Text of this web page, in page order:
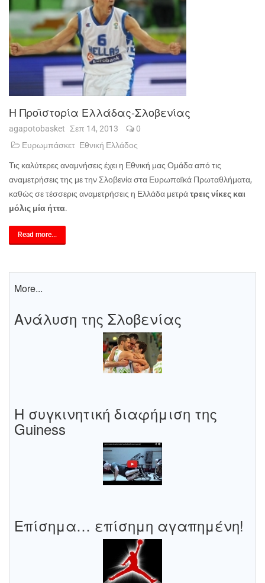
Η Προϊστορία Ελλάδας-Σλοβενίας
agapotobasket Σεπ 14, 2013
0
Ευρωμπάσκετ Εθνική Ελλάδος
Τις καλύτερες αναμνήσεις έχει η Εθνική μας Ομάδα από τις
αναμετρήσεις της με την Σλοβενία στα Ευρωπαϊκά Πρωταθλήματα,
καθώς σε τέσσερις αναμετρήσεις η Ελλάδα μετράτρεις νίκες και
μόλις μία ήττα.
Read more...
More...
Ανάλυση της Σλοβενίας
Η συγκινητική διαφήμιση της
Guiness
Επίσημα… επίσημη αγαπημένη!